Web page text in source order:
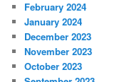
February 2024
January 2024
December 2023
November 2023
October 2023